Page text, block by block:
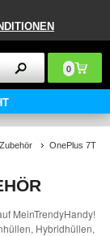
0
OnePlus 7T
MeinTrendyHandy!
Hybridhüllen,